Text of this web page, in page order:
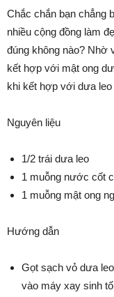
Chắc chắn bạn chẳng
nhiều cộng đồng làm
đúng không nào? Nhờ
kết hợp với mật ong
khi kết hợp với dưa leo
Nguyên liệu
1/2 trái dưa leo
1 muỗng nước cốt
1 muỗng mật ong
Hướng dẫn
Gọt sạch vỏ dưa
vào máy xay sinh